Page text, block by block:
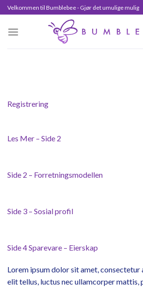
Skip
to
content
Velkommen til Bumblebee - Gjør det umulige mulig
Registrering
Les Mer – Side 2
Side 2 – Forretningsmodellen
Side 3 – Sosial profil
Side 4 Sparevare – Eierskap
Lorem ipsum dolor sit amet,
elit tellus, luctus nec ullamcorper mattis,